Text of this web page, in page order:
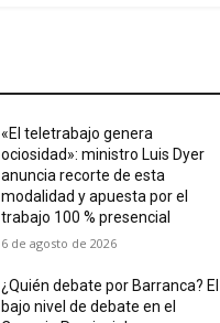
«El teletrabajo genera
ociosidad»: ministro Luis Dyer
anuncia recorte de esta
modalidad y apuesta por el
trabajo 100 % presencial
6 de agosto de 2026
¿Quién debate por Barranca? El
bajo nivel de debate en el